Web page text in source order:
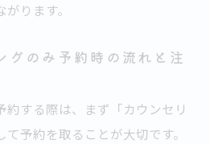
ります。
グのみ予約時の流れと注
約する際は、まず「カウンセリ
予約を取ることが大切です。